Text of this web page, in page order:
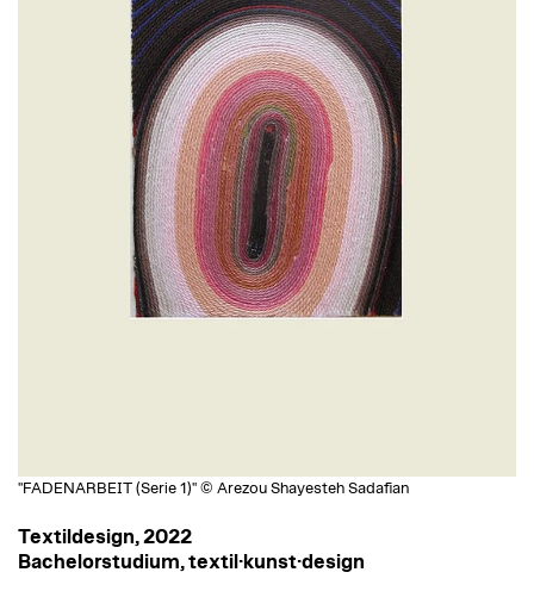
"FADENARBEIT (Serie 1)" © Arezou Shayesteh Sadafian
Textildesign, 2022
Bachelorstudium, textil·kunst·design